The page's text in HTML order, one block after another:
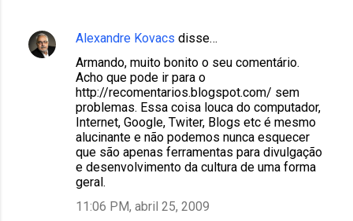
Alexandre Kovacs disse…
Armando, muito bonito o seu comentário.
Acho que pode ir para o
http://recomentarios.blogspot.com/ sem
problemas. Essa coisa louca do computador,
Internet, Google, Twiter, Blogs etc é mesmo
alucinante e não podemos nunca esquecer
que são apenas ferramentas para divulgação
e desenvolvimento da cultura de uma forma
geral.
11:06 PM, abril 25, 2009